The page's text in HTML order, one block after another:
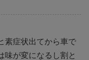
素症状出てから車で
味が変になるし割と